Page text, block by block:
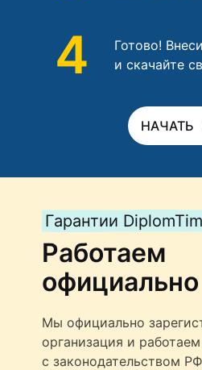
4
Готово!
и скачайте
НАЧАТЬ
Гарантии
Работаем
официально
Мы официально
организация и
с законодательством